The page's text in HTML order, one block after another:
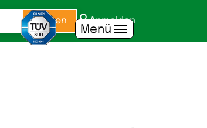
Menü
Suchen Anmelden